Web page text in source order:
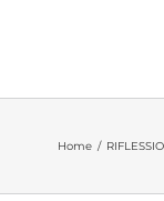
Home /